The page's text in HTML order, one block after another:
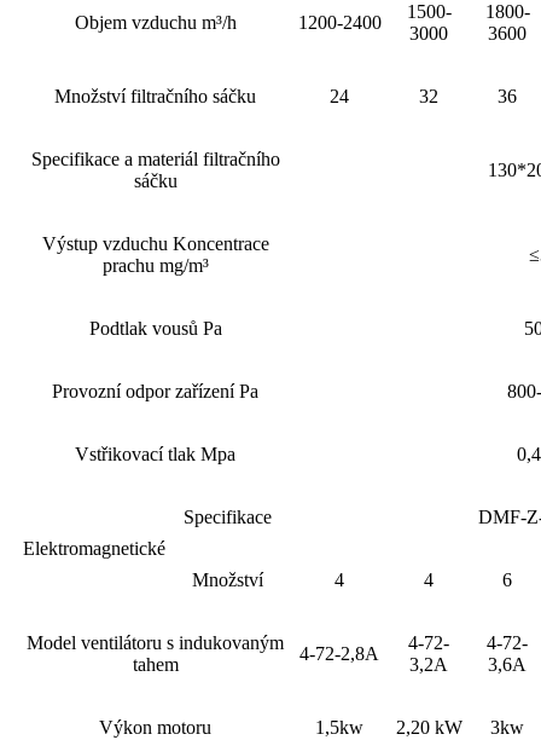
Objem vzduchu m³/h 1200-2400
1500-
3000
1800-
3600
Množství filtračního sáčku 24 32 36
Specifikace a materiál filtračního
sáčku
Výstup vzduchu Koncentrace
prachu mg/m³
Podtlak vousů Pa
Provozní odpor zařízení Pa
Vstřikovací tlak Mpa
Elektromagnetické
Specifikace DMF-
Množství 4 4 6
Model ventilátoru s indukovaným
tahem
4-72-2,8A
4-72-
3,2A
4-72-
3,6A
Výkon motoru 1,5kw 2,20 kW 3kw